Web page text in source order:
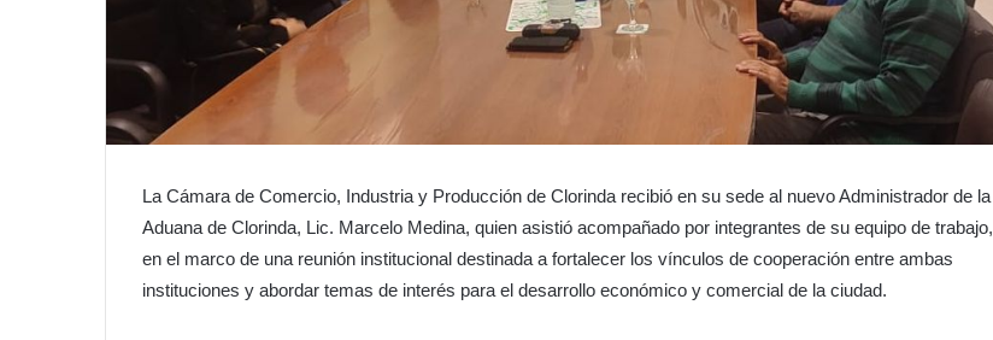
La Cámara de Comercio, Industria y Producción de Clorinda recibió en su sede al nuevo Administrador de la
Aduana de Clorinda, Lic. Marcelo Medina, quien asistió acompañado por integrantes de su equipo de trabajo,
en el marco de una reunión institucional destinada a fortalecer los vínculos de cooperación entre ambas
instituciones y abordar temas de interés para el desarrollo económico y comercial de la ciudad.